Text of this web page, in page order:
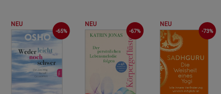
NEU
-65%
NEU
-67%
NEU
-73%